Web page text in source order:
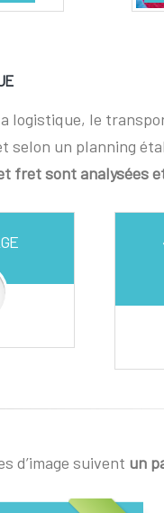
logistique, le
selon un planning
fret sont analysées
d’image suivent un